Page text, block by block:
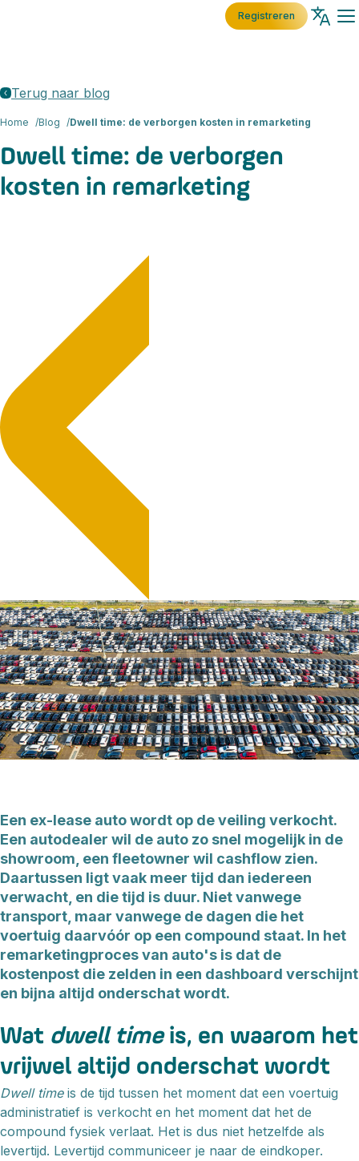
Registreren
Terug naar blog
Home Blog Dwell time: de verborgen kosten in remarketing
Dwell time: de verborgen
kosten in remarketing
Een ex-lease auto wordt op de veiling verkocht.
Een autodealer wil de auto zo snel mogelijk in de
showroom, een fleetowner wil cashflow zien.
Daartussen ligt vaak meer tijd dan iedereen
verwacht, en die tijd is duur. Niet vanwege
transport, maar vanwege de dagen die het
voertuig daarvóór op een compound staat. In het
remarketingproces van auto's is dat de
kostenpost die zelden in een dashboard verschijnt
en bijna altijd onderschat wordt.
Wat dwell timeis, en waarom het
vrijwel altijd onderschat wordt
Dwell timeis de tijd tussen het moment dat een voertuig
administratief is verkocht en het moment dat het de
compound fysiek verlaat. Het is dus niet hetzelfde als
levertijd. Levertijd communiceer je naar de eindkoper.